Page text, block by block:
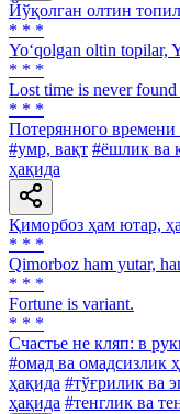
Йўқолган олтин
* * *
Yo‘qolgan oltin topilar,
* * *
Lost time is never found
* * *
Потерянного времени
#умр, вақт #ёшлик ва
ҳақида
Қиморбоз ҳам ютар,
* * *
Qimorboz ham yutar,
* * *
Fortune is variant.
* * *
Счастье не кляп: в
#омад ва омадсизлик
ҳақида #тўғрилик ва
ҳақида #тенглик ва